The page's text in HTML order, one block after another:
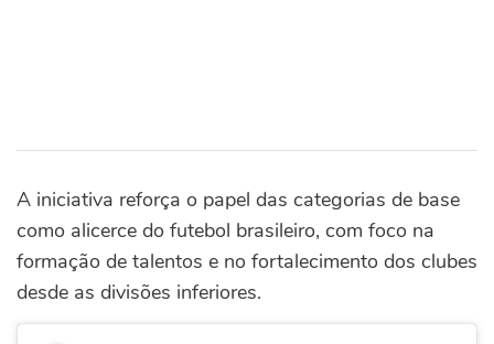
A iniciativa reforça o papel das categorias de base
como alicerce do futebol brasileiro, com foco na
formação de talentos e no fortalecimento dos clubes
desde as divisões inferiores.